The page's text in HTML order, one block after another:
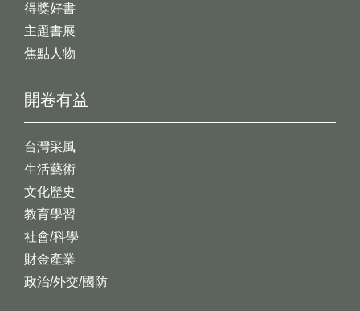
開卷有益
台灣采風
生活藝術
文化歷史
教育學習
社會/科學
財金產業
政治/外交/國防
得獎好書
主題書展
焦點人物